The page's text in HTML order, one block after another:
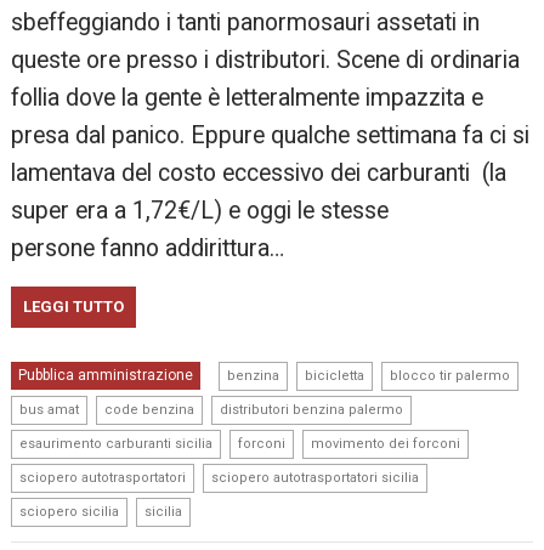
sbeffeggiando i tanti panormosauri assetati in
queste ore presso i distributori. Scene di ordinaria
follia dove la gente è letteralmente impazzita e
presa dal panico. Eppure qualche settimana fa ci si
lamentava del costo eccessivo dei carburanti (la
super era a 1,72€/L) e oggi le stesse
persone fanno addirittura…
LEGGI TUTTO
Pubblica amministrazione benzina bicicletta blocco tir palermo
bus amat code benzina distributori benzina palermo
esaurimento carburanti sicilia forconi movimento dei forconi
sciopero autotrasportatori sciopero autotrasportatori sicilia
sciopero sicilia sicilia